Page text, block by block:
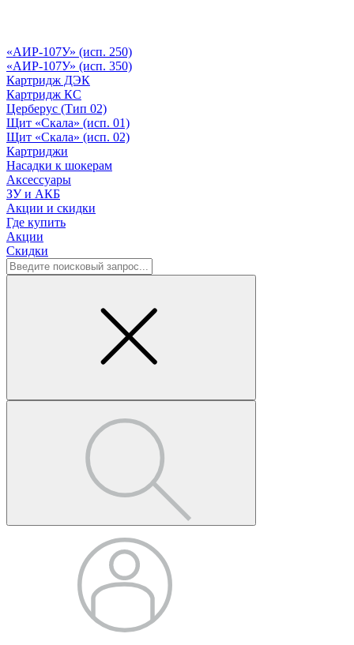
«АИР-107У» (исп. 250)
«АИР-107У» (исп. 350)
Картридж ДЭК
Картридж КС
Церберус (Тип 02)
Щит «Скала» (исп. 01)
Щит «Скала» (исп. 02)
Картриджи
Насадки к шокерам
Аксессуары
ЗУ и АКБ
Акции и скидки
Где купить
Акции
Скидки